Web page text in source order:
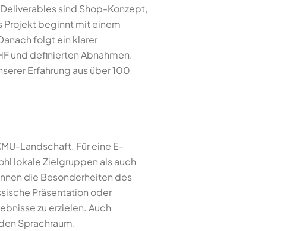
sind Shop-Konzept,
Projekt beginnt mit einem
folgt ein klarer
und definierten Abnahmen.
Erfahrung aus über 100
Landschaft. Für eine E-
lokale Zielgruppen als auch
die Besonderheiten des
Präsentation oder
zu erzielen. Auch
Sprachraum.